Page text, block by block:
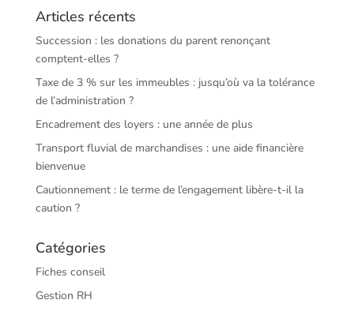
Articles récents
Succession : les donations du parent renonçant
comptent-elles ?
Taxe de 3 % sur les immeubles : jusqu’où va la tolérance
de l’administration ?
Encadrement des loyers : une année de plus
Transport fluvial de marchandises : une aide financière
bienvenue
Cautionnement : le terme de l’engagement libère-t-il la
caution ?
Catégories
Fiches conseil
Gestion RH